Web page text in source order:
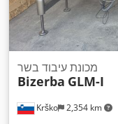
Krško 2,354 km
מכונת עיבוד בשר
Bizerba GLM-I